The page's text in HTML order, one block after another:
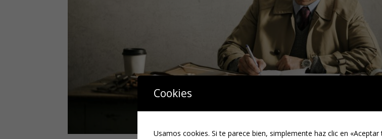
Cookies
Usamos cookies. Si te parece bien, simplemente haz clic en